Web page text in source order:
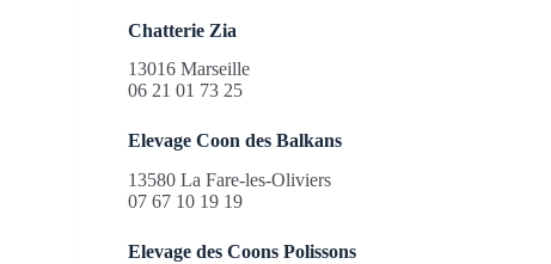
Chatterie Zia
13016 Marseille
06 21 01 73 25
Elevage Coon des Balkans
13580 La Fare-les-Oliviers
07 67 10 19 19
Elevage des Coons Polissons